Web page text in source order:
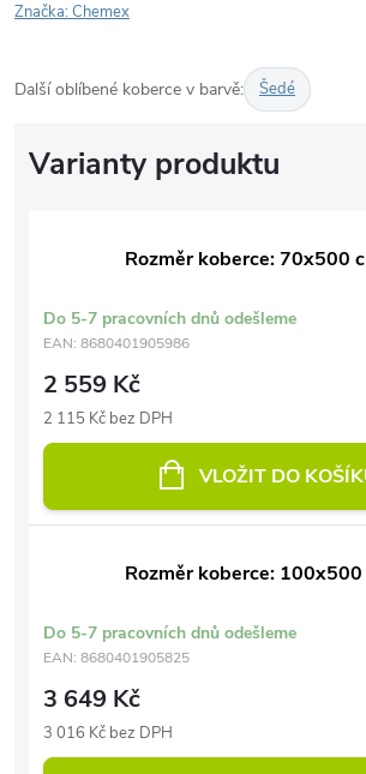
Značka:Chemex
Další oblíbené koberce v barvě: Šedé
Rozměr koberce: 70x500
Do 5-7 pracovních dnů odešleme
EAN: 8680401905986
2 559 Kč
2 115 Kč bez DPH
VLOŽIT DO
Rozměr koberce: 100x500
Do 5-7 pracovních dnů odešleme
EAN: 8680401905825
3 649 Kč
3 016 Kč bez DPH